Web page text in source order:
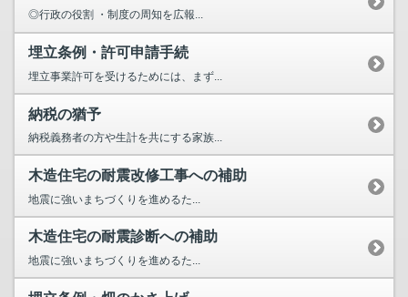
◎行政の役割 ・制度の周知を広報...
埋立条例・許可申請手続
埋立事業許可を受けるためには、まず...
納税の猶予
納税義務者の方や生計を共にする家族...
木造住宅の耐震改修工事への補助
地震に強いまちづくりを進めるた...
木造住宅の耐震診断への補助
地震に強いまちづくりを進めるた...